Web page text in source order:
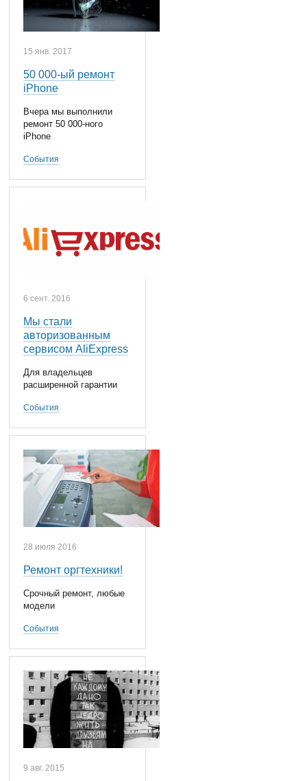
15 янв. 2017
50 000-ый ремонт
iPhone
Вчера мы выполнили
ремонт 50 000-ного
iPhone
События
6 сент. 2016
Мы стали
авторизованным
сервисом AliExpress
Для владельцев
расширенной гарантии
События
28 июля 2016
Ремонт оргтехники!
Срочный ремонт, любые
модели
События
9 авг. 2015